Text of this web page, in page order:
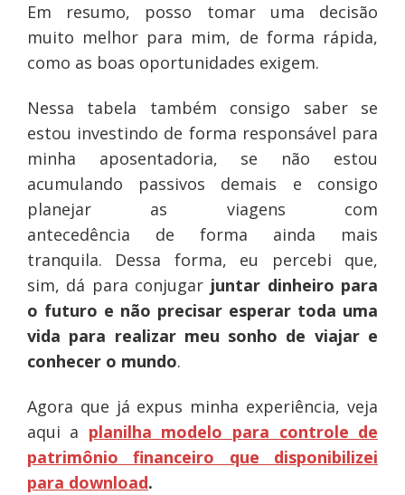
Em resumo, posso tomar uma decisão
muito melhor para mim, de forma rápida,
como as boas oportunidades exigem.
Nessa tabela também consigo saber se
estou investindo de forma responsável para
minha aposentadoria, se não estou
acumulando passivos demais e consigo
planejar as viagens com
antecedência de forma ainda mais
tranquila. Dessa forma, eu percebi que,
sim, dá para conjugar juntar dinheiro para
o futuro e não precisar esperar toda uma
vida para realizar meu sonho de viajar e
conhecer o mundo.
Agora que já expus minha experiência, veja
aqui a planilha modelo para controle de
patrimônio financeiro que disponibilizei
para download.